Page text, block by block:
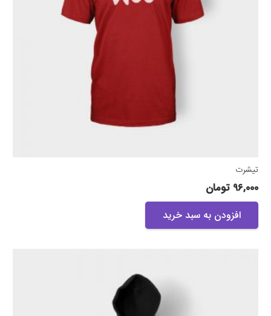
تیشرت
96,000 تومان
افزودن به سبد خرید